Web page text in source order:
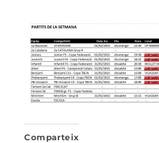
Comparteix